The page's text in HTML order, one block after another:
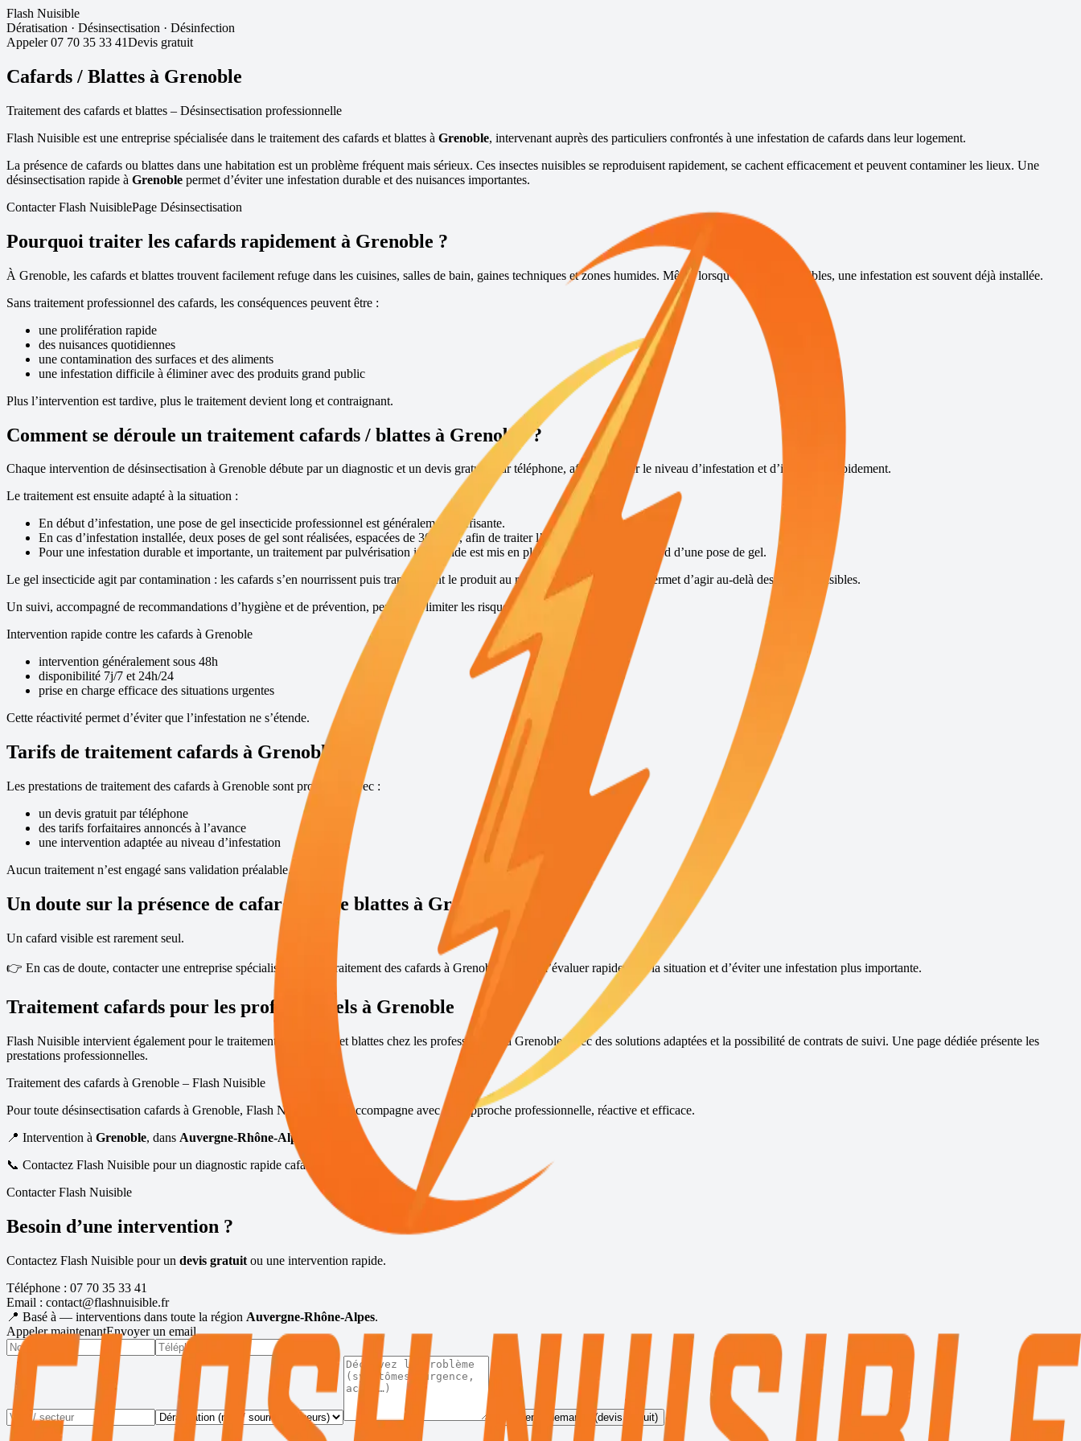
Flash Nuisible
Dératisation · Désinsectisation · Désinfection
Appeler 07 70 35 33 41Devis gratuit
Cafards / Blattes à Grenoble
Traitement des cafards et blattes – Désinsectisation professionnelle
Flash Nuisible est une entreprise spécialisée dans le traitement des cafards et blattes à Grenoble, intervenant auprès des particuliers confrontés à une infestation de cafards dans leur logement.
La présence de cafards ou blattes dans une habitation est un problème fréquent mais sérieux. Ces insectes nuisibles se reproduisent rapidement, se cachent efficacement et peuvent contaminer les lieux. Une
désinsectisation rapide à Grenoble permet d’éviter une infestation durable et des nuisances importantes.
Contacter Flash NuisiblePage Désinsectisation
Pourquoi traiter les cafards rapidement à Grenoble ?
À Grenoble, les cafards et blattes trouvent facilement refuge dans les cuisines, salles de bain, gaines techniques et zones humides. Même lorsqu’ils sont peu visibles, une infestation est souvent déjà installée.
Sans traitement professionnel des cafards, les conséquences peuvent être :
une prolifération rapide
des nuisances quotidiennes
une contamination des surfaces et des aliments
une infestation difficile à éliminer avec des produits grand public
Plus l’intervention est tardive, plus le traitement devient long et contraignant.
Comment se déroule un traitement cafards / blattes à Grenoble?
Chaque intervention de désinsectisation à Grenoble débute par un diagnostic et un devis gratuits par téléphone, afin d’évaluer le niveau d’infestation et d’intervenir rapidement.
Le traitement est ensuite adapté à la situation :
En début d’infestation, une pose de gel insecticide professionnel est généralement suffisante.
En cas d’infestation installée, deux poses de gel sont réalisées, espacées de 30 jours, afin de traiter l’ensemble de la colonie.
Pour une infestation durable et importante, un traitement par pulvérisation insecticide est mis en place, suivi 15 jours plus tard d’une pose de gel.
Le gel insecticide agit par contamination : les cafards s’en nourrissent puis transmettent le produit au reste de la colonie, ce qui permet d’agir au-delà des insectes visibles.
Un suivi, accompagné de recommandations d’hygiène et de prévention, permet de limiter les risques de récidive.
Intervention rapide contre les cafards à Grenoble
intervention généralement sous 48h
disponibilité 7j/7 et 24h/24
prise en charge efficace des situations urgentes
Cette réactivité permet d’éviter que l’infestation ne s’étende.
Tarifs de traitement cafards à Grenoble
Les prestations de traitement des cafards à Grenoble sont proposées avec :
un devis gratuit par téléphone
des tarifs forfaitaires annoncés à l’avance
une intervention adaptée au niveau d’infestation
Aucun traitement n’est engagé sans validation préalable.
Un doute sur la présence de cafards ou de blattes à Grenoble
Un cafard visible est rarement seul.
👉 En cas de doute, contacter une entreprise spécialisée dans le traitement des cafards à Grenoble permet d’évaluer rapidement la situation et d’éviter une infestation plus importante.
Traitement cafards pour les professionnels à Grenoble
Flash Nuisible intervient également pour le traitement des cafards et blattes chez les professionnels àGrenoble, avec des solutions adaptées et la possibilité de contrats de suivi. Une page dédiée présente les
prestations professionnelles.
Traitement des cafards à Grenoble – Flash Nuisible
Pour toute désinsectisation cafards à Grenoble, Flash Nuisible vous accompagne avec une approche professionnelle, réactive et efficace.
📍 Intervention à Grenoble, dans Auvergne-Rhône-Alpes
📞 Contactez Flash Nuisible pour un diagnostic rapide cafards / blattes
Contacter Flash Nuisible
Besoin d’une intervention ?
Contactez Flash Nuisible pour un devis gratuit ou une intervention rapide.
Téléphone : 07 70 35 33 41
Email : contact@flashnuisible.fr
📍 Basé à — interventions dans toute la région Auvergne-Rhône-Alpes.
Appeler maintenantEnvoyer un email
Envoyer la demande (devis gratuit)